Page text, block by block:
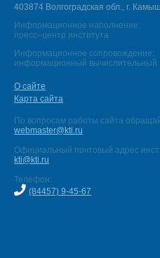
403874 Волгоградская обл., г.
Информационное наполнение:
пресс–центр института
Информационное сопровождение:
информационный вычислительный
О сайте
Карта сайта
По вопросам работы сайта
webmaster@kti.ru
Официальный почтовый адрес
kti@kti.ru
Телефон:
(84457) 9-45-67